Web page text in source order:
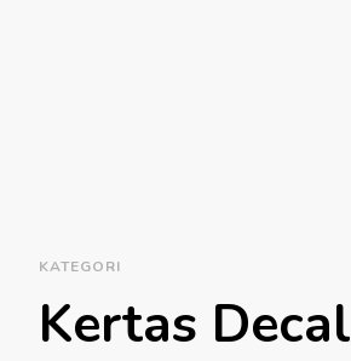
KATEGORI
Kertas Decal